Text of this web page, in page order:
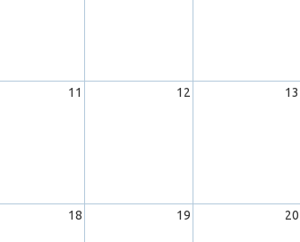
11 12 13
18 19 20